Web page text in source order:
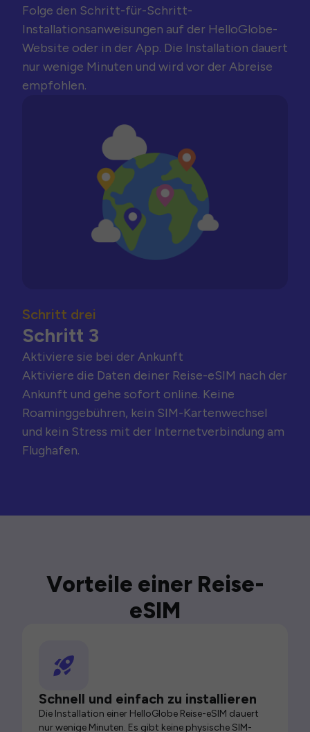
Folge den Schritt-für-Schritt-
Installationsanweisungen auf der HelloGlobe-
Website oder in der App. Die Installation dauert
nur wenige Minuten und wird vor der Abreise
empfohlen.
Schritt drei
Schritt 3
Aktiviere sie bei der Ankunft
Aktiviere die Daten deiner Reise-eSIM nach der
Ankunft und gehe sofort online. Keine
Roaminggebühren, kein SIM-Kartenwechsel
und kein Stress mit der Internetverbindung am
Flughafen.
Vorteile einer Reise-
eSIM
Schnell und einfach zu installieren
Die Installation einer HelloGlobe Reise-eSIM dauert
nur wenige Minuten. Es gibt keine physische SIM-